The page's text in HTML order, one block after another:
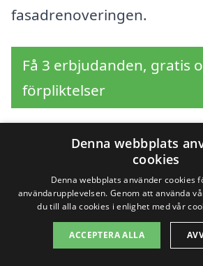
fasadrenoveringen.
Få 3 erbjudanden, gratis
förpliktelser
Sök efter en
professionell
Denna webbplats
cookies
Denna webbplats använder cookies
användarupplevelsen. Genom att använda
du till alla cookies i enlighet med vår
ACCEPTERA ALLA